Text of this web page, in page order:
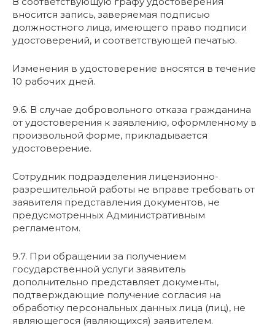
вносится запись, заверяемая подписью
должностного лица, имеющего право подписи
удостоверений, и соответствующей печатью.
Изменения в удостоверение вносятся в течение
10 рабочих дней.
9.6. В случае добровольного отказа гражданина
от удостоверения к заявлению, оформленному в
произвольной форме, прикладывается
удостоверение.
Сотрудник подразделения лицензионно-
разрешительной работы не вправе требовать от
заявителя представления документов, не
предусмотренных Административным
регламентом.
9.7. При обращении за получением
государственной услуги заявитель
дополнительно представляет документы,
подтверждающие получение согласия на
обработку персональных данных лица (лиц), не
являющегося (являющихся) заявителем.